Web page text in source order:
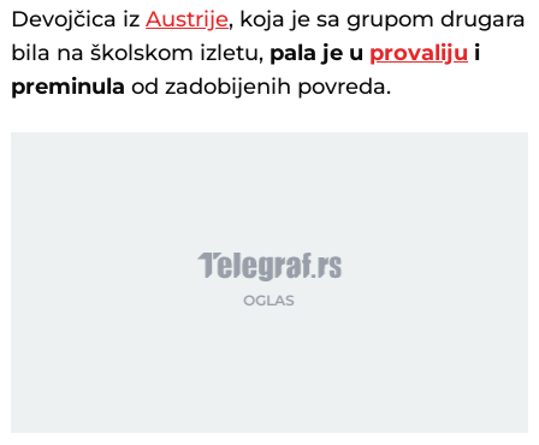
Devojčica izAustrije, koja je sa grupom drugara
bila na školskom izletu, pala je u provaliju i
preminula od zadobijenih povreda.